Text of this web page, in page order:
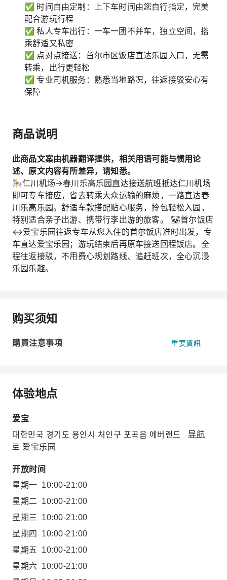
✅ 时间自由定制：上下车时间由您自行指定，完美
配合游玩行程
✅ 私人专车出行：一车一团不并车，独立空间，搭
乘舒适又私密
✅ 点对点接送：首尔市区饭店直达乐园入口，无需
转乘，出行更轻松
✅ 专业司机服务：熟悉当地路况，往返接驳安心有
保障
商品说明
此商品文案由机器翻译提供，相关用语可能与惯用论
述、原文内容有所差异，请知悉。
🎠仁川机场→春川乐高乐园直达接送航班抵达仁川机场
即可专车接应，省去转乘大众运输的麻烦，一路直达春
川乐高乐园。舒适车款搭配贴心服务，拎包轻松入园，
特别适合亲子出游、携带行李出游的旅客。 🐼首尔饭店
↔爱宝乐园往返专车从您入住的首尔饭店准时出发，专
车直达爱宝乐园；游玩结束后再原车接送回程饭店。全
程往返接驳，不用费心规划路线、追赶班次，全心沉浸
乐园乐趣。
购买须知
購買注意事項 重要資訊
体验地点
爱宝
대한민국 경기도 용인시 처인구 포곡읍 에버랜드
로 爱宝乐园
导航
开放时间
星期一 10:00-21:00
星期二
10:00-21:00
星期三
10:00-21:00
星期四
10:00-21:00
星期五
10:00-21:00
星期六 10:00-21:00